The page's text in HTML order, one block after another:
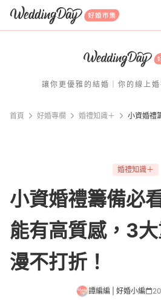
WeddingDay 好婚
讓你更優雅的結婚｜你的線上
首頁 好婚專欄 婚禮知識＋
婚禮知識＋
小資婚禮籌備必
能有高質感，3
漫不打折！
譚編編 | 好婚小編